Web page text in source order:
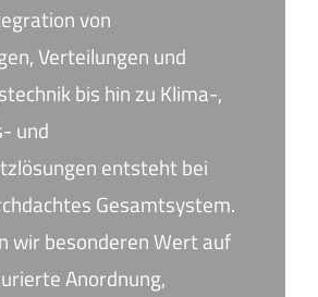
von
Verteilungen und
bis hin zu Klima-,
und
entsteht bei
Gesamtsystem.
wir besonderen Wert auf
Anordnung,